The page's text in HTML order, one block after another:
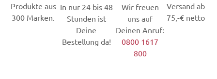
Produkte aus
300 Marken.
In nur 24 bis 48
Stunden ist
Deine
Bestellung da!
Wir freuen
uns auf
Deinen Anruf:
0800 1617
800
Versand ab
75,-€ netto